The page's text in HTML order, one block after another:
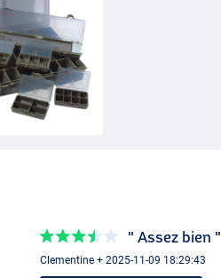
Ultimate Outdoor.
" Assez bien "
Clementine + 2025-11-09 18:29:43